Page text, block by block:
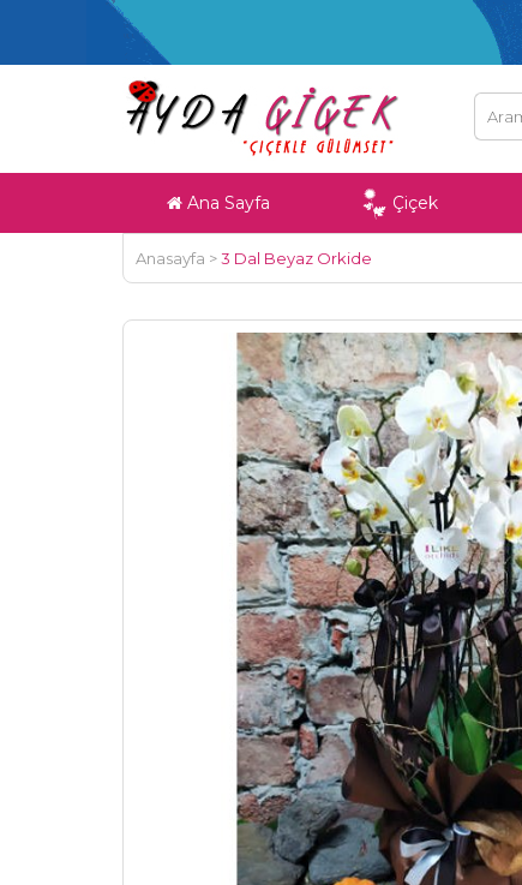
Ana Sayfa Çiçek
Anasayfa >3 Dal Beyaz Orkide